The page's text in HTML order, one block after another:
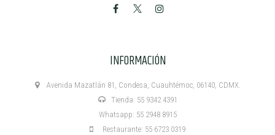
INFORMACIÓN
Avenida Mazatlán 81, Condesa, Cuauhtémoc, 06140, CDMX.
Tienda: 55 9342 4391
Whatsapp: 55 2948 8915
Restaurante: 55 6723 0319